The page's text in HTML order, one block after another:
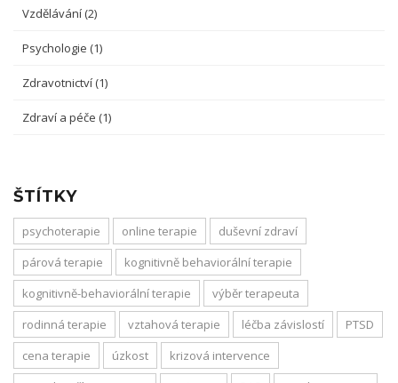
Vzdělávání (2)
Psychologie (1)
Zdravotnictví (1)
Zdraví a péče (1)
ŠTÍTKY
psychoterapie online terapie
duševní zdraví
párová terapie
kognitivně behaviorální terapie
kognitivně-behaviorální terapie
výběr terapeuta
rodinná terapie
vztahová terapie léčba závislostí
PTSD
cena terapie
úzkost
krizová intervence